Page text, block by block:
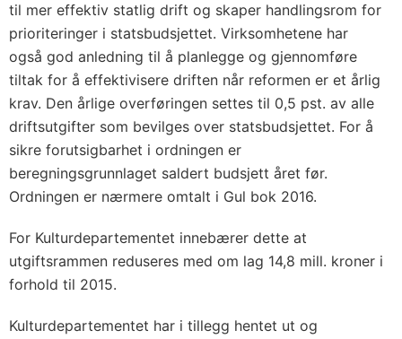
til mer effektiv statlig drift og skaper handlingsrom for
prioriteringer i statsbudsjettet. Virksomhetene har
også god anledning til å planlegge og gjennomføre
tiltak for å effektivisere driften når reformen er et årlig
krav. Den årlige overføringen settes til 0,5 pst. av alle
driftsutgifter som bevilges over statsbudsjettet. For å
sikre forutsigbarhet i ordningen er
beregningsgrunnlaget saldert budsjett året før.
Ordningen er nærmere omtalt i Gul bok 2016.
For Kulturdepartementet innebærer dette at
utgiftsrammen reduseres med om lag 14,8 mill. kroner i
forhold til 2015.
Kulturdepartementet har i tillegg hentet ut og